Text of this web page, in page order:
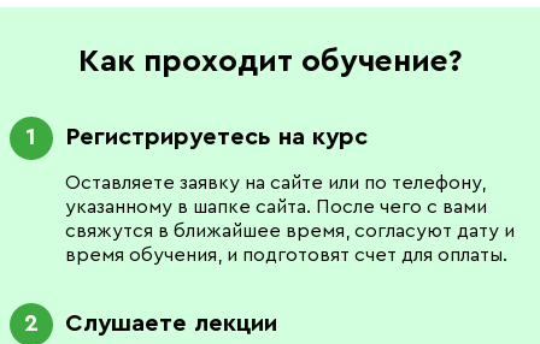
Как проходит обучение?
1 Регистрируетесь на курс
Оставляете заявку на сайте или по телефону,
указанному в шапке сайта. После чего с вами
свяжутся в ближайшее время, согласуют дату и
время обучения, и подготовят счет для оплаты.
2 Слушаете лекции